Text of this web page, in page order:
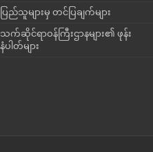
ပြည်သူများမှ တင်ပြချက်များ
သက်ဆိုင်ရာဝန်ကြီးဌာနများ၏ ဖုန်း
နံပါတ်များ